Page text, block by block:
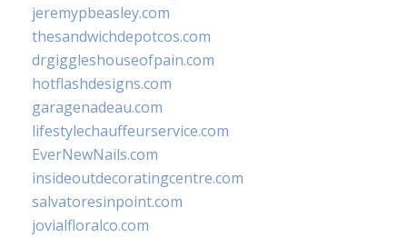
jeremypbeasley.com
thesandwichdepotcos.com
drgiggleshouseofpain.com
hotflashdesigns.com
garagenadeau.com
lifestylechauffeurservice.com
EverNewNails.com
insideoutdecoratingcentre.com
salvatoresinpoint.com
jovialfloralco.com